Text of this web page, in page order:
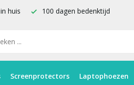
huis 100 dagen bedenktijd
Screenprotectors Laptophoezen